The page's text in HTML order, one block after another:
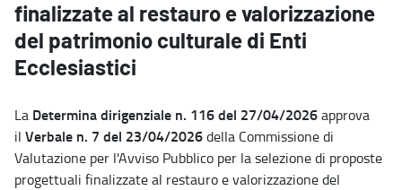
finalizzate al restauro e valorizzazione
del patrimonio culturale di Enti
Ecclesiastici
La Determina dirigenziale n. 116 del 27/04/2026approva
il Verbale n. 7 del 23/04/2026della Commissione di
Valutazione per l'Avviso Pubblico per la selezione di proposte
progettuali finalizzate al restauro e valorizzazione del